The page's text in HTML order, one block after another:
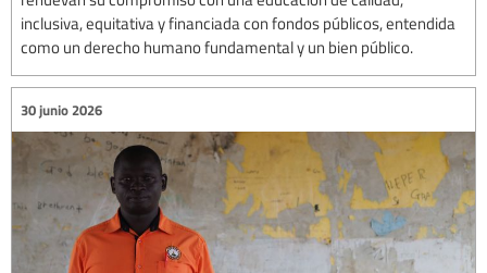
inclusiva, equitativa y financiada con fondos públicos, entendida
como un derecho humano fundamental y un bien público.
30 junio 2026